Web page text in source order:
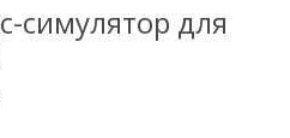
симулятор для